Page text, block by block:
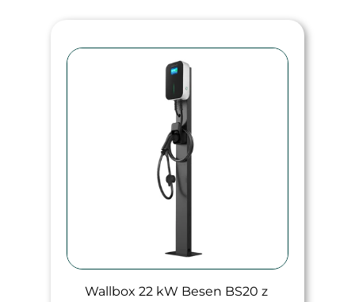
Wallbox 22 kW Besen BS20 z